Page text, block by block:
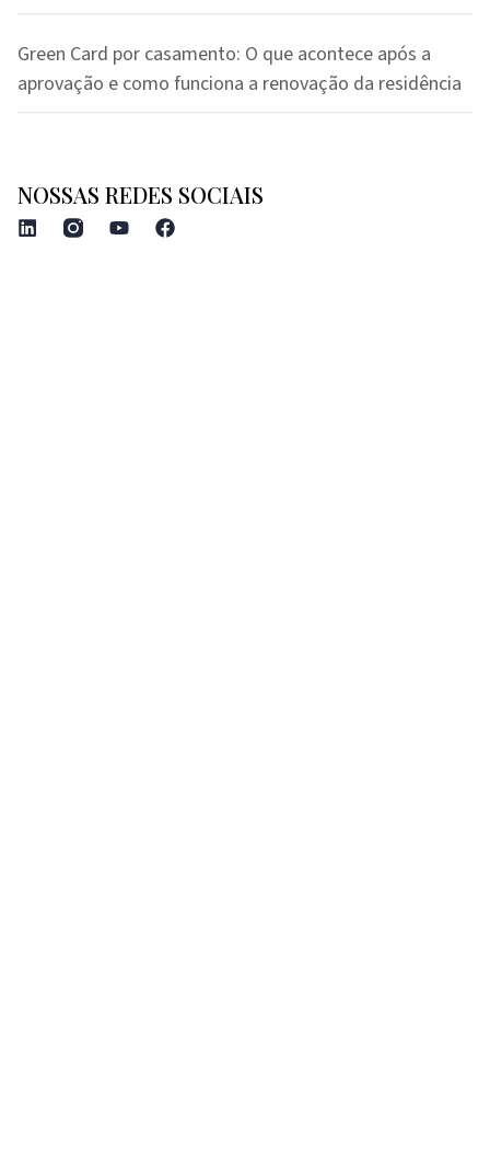
Green Card por casamento: O que acontece após a
aprovação e como funciona a renovação da residência
NOSSAS REDES SOCIAIS